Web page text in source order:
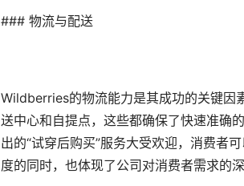
### 物流与配送
Wildberries的物流能力是其成功的关键因
送中心和自提点，这些都确保了快速准确
出的“试穿后购买”服务大受欢迎，消费者
度的同时，也体现了公司对消费者需求的